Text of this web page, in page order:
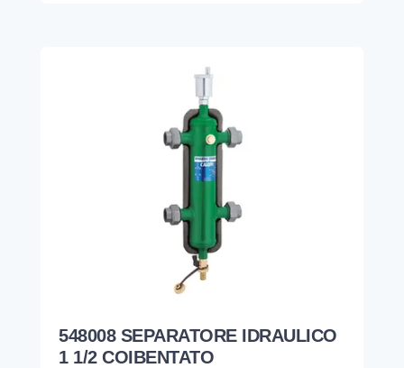
548008 SEPARATORE IDRAULICO
1 1/2 COIBENTATO